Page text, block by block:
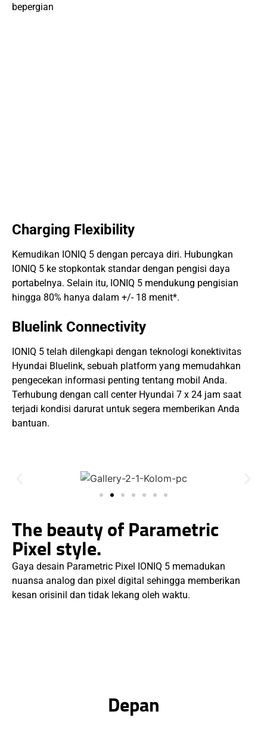
bepergian
Charging Flexibility
Kemudikan IONIQ 5 dengan percaya diri. Hubungkan
IONIQ 5 ke stopkontak standar dengan pengisi daya
portabelnya. Selain itu, IONIQ 5 mendukung pengisian
hingga 80% hanya dalam +/- 18 menit*.
Bluelink Connectivity
IONIQ 5 telah dilengkapi dengan teknologi konektivitas
Hyundai Bluelink, sebuah platform yang memudahkan
pengecekan informasi penting tentang mobil Anda.
Terhubung dengan call center Hyundai 7 x 24 jam saat
terjadi kondisi darurat untuk segera memberikan Anda
bantuan.
The beauty of Parametric
Pixel style.
Gaya desain Parametric Pixel IONIQ 5 memadukan
nuansa analog dan pixel digital sehingga memberikan
kesan orisinil dan tidak lekang oleh waktu.
Depan